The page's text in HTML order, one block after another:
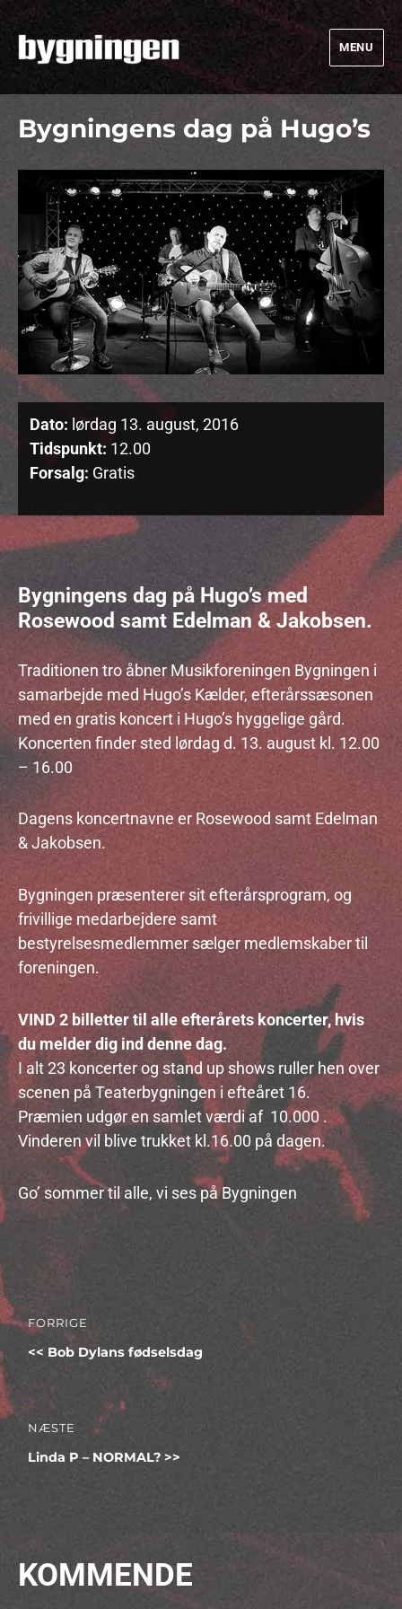
Bygningen
MENU
Bygningens dag på Hugo’s
Dato: lørdag 13. august, 2016
Tidspunkt: 12.00
Forsalg: Gratis
Bygningens dag på Hugo’s med
Rosewood samt Edelman & Jakobsen.
Traditionen tro åbner Musikforeningen Bygningen i
samarbejde med Hugo’s Kælder, efterårssæsonen
med en gratis koncert i Hugo’s hyggelige gård.
Koncerten finder sted lørdag d. 13. august kl. 12.00
– 16.00
Dagens koncertnavne er Rosewood samt Edelman
& Jakobsen.
Bygningen præsenterer sit efterårsprogram, og
frivillige medarbejdere samt
bestyrelsesmedlemmer sælger medlemskaber til
foreningen.
VIND 2 billetter til alle efterårets koncerter, hvis
du melder dig ind denne dag.
I alt 23 koncerter og stand up shows ruller hen over
scenen på Teaterbygningen i efteåret 16.
Præmien udgør en samlet værdi af 10.000 .
Vinderen vil blive trukket kl.16.00 på dagen.
Go’ sommer til alle, vi ses på Bygningen
Indlægsnavigation
FORRIGE
Forrige
Bob Dylans fødselsdag
NÆSTE
Næste
Linda P – NORMAL?
KOMMENDE